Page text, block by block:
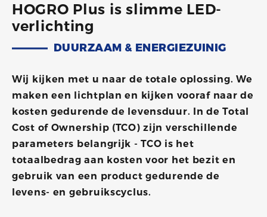
HOGRO Plus is slimme LED-
verlichting
DUURZAAM & ENERGIEZUINIG
Wij kijken met u naar de totale oplossing. We
maken een lichtplan en kijken vooraf naar de
kosten gedurende de levensduur. In de Total
Cost of Ownership (TCO) zijn verschillende
parameters belangrijk - TCO is het
totaalbedrag aan kosten voor het bezit en
gebruik van een product gedurende de
levens- en gebruikscyclus.